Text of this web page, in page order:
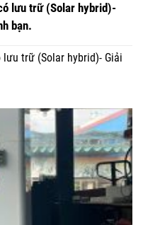
lưu trữ (Solar hybrid)-
bạn.
trữ (Solar hybrid)- Giải